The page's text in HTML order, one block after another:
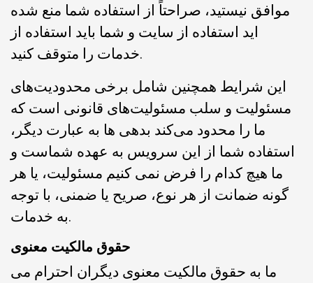
موافق نیستید، صراحتاً از استفاده شما منع شده
اید استفاده از سایت و شما باید استفاده از
خدمات را متوقف کنید.
این شرایط همچنین شامل برخی محدودیت‌های
مسئولیت و سلب مسئولیت‌های قانونی است که
ما را محدود می‌کند بدهی ها به عبارت دیگر،
استفاده شما از این سرویس به عهده شماست و
ما هیچ کدام را فرض نمی کنیم مسئولیت، یا هر
گونه ضمانت از هر نوع، صریح یا ضمنی، با توجه
به خدمات.
حقوق مالکیت معنوی
ما به حقوق مالکیت معنوی دیگران احترام می